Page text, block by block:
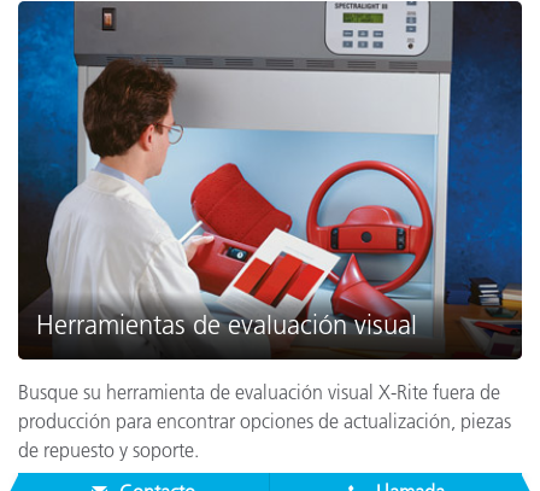
Herramientas de evaluación visual
Busque su herramienta de evaluación visual X-Rite fuera de
producción para encontrar opciones de actualización, piezas
de repuesto y soporte.